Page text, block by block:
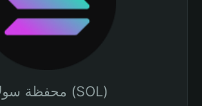
محفظة سولانا (SOL)